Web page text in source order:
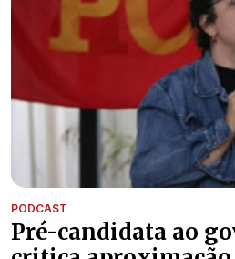
PODCAST
Pré-candidata ao